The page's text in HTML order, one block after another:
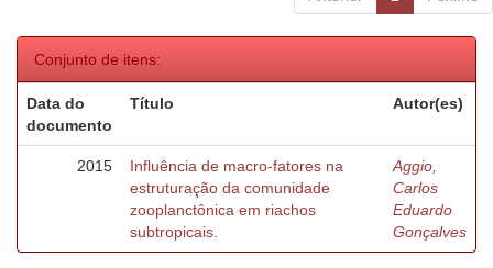
Conjunto de itens:
Data do
documento
Título Autor(es)
2015
Influência de macro-fatores na
estruturação da comunidade
zooplanctônica em riachos
subtropicais.
Aggio,
Carlos
Eduardo
Gonçalves